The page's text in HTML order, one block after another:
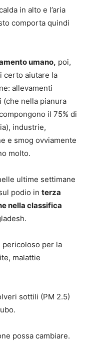
in alto e l’aria
comporta quindi
umano, poi,
certo aiutare la
allevamenti
(che nella pianura
il 75% di
industrie,
e smog ovviamente
molto.
ultime settimane
podio in terza
nella classifica
pericoloso per la
malattie
sottili (PM 2.5)
possa cambiare.